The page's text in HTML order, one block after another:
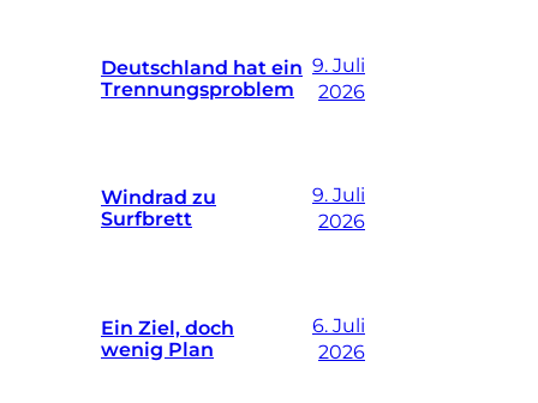
Deutschland hat ein
Trennungsproblem
9. Juli
2026
Windrad zu
Surfbrett
9. Juli
2026
Ein Ziel, doch
wenig Plan
6. Juli
2026